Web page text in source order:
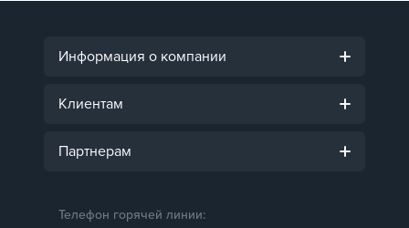
Информация о компании
Клиентам
Партнерам
Телефон горячей линии: